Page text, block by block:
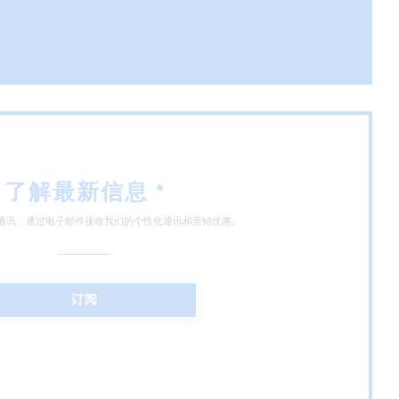
了解最新信息 *
讯，通过电子邮件接收我们的个性化通讯和营销优惠。
订阅